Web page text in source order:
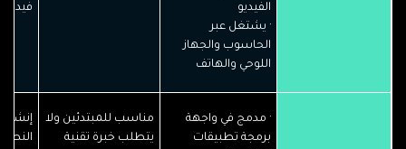
الفيديو
· يشتغل عبر
الحاسوب والجهاز
اللوحي والهاتف
فيديو
· مدمج في واجهة
برمجة تطبيقات
مناسب للمبتدئين ولا
يتطلب خبرة تقنية
النص